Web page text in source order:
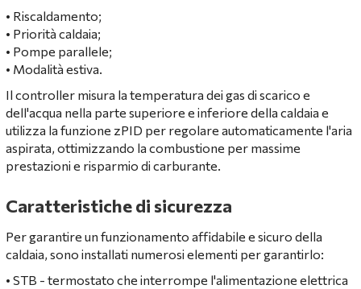
• Riscaldamento;
• Priorità caldaia;
• Pompe parallele;
• Modalità estiva.
Il controller misura la temperatura dei gas di scarico e
dell'acqua nella parte superiore e inferiore della caldaia e
utilizza la funzione zPID per regolare automaticamente l'aria
aspirata, ottimizzando la combustione per massime
prestazioni e risparmio di carburante.
Caratteristiche di sicurezza
Per garantire un funzionamento affidabile e sicuro della
caldaia, sono installati numerosi elementi per garantirlo:
• STB - termostato che interrompe l'alimentazione elettrica